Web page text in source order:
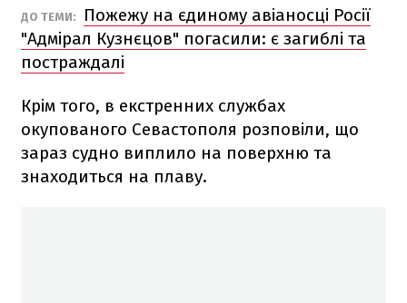
ДО ТЕМИ:
Пожежу на єдиному авіаносці Росії
"Адмірал Кузнєцов" погасили: є загиблі та
постраждалі
Крім того, в екстренних службах
окупованого Севастополя розповіли, що
зараз судно виплило на поверхню та
знаходиться на плаву.